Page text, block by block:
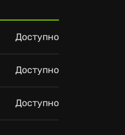
Доступно
Доступно
Доступно